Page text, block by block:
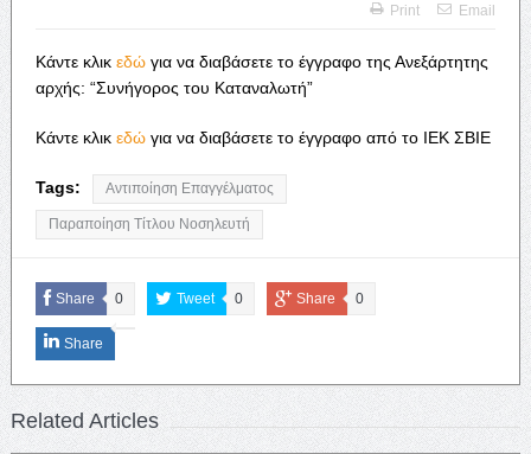
Print
Email
Κάντε κλικ εδώγια να διαβάσετε το έγγραφο της Ανεξάρτητης
αρχής: “Συνήγορος του Καταναλωτή”
Κάντε κλικ εδώγια να διαβάσετε το έγγραφο από το ΙΕΚ ΣΒΙΕ
Tags: Αντιποίηση Επαγγέλματος
Παραποίηση Τίτλου Νοσηλευτή
Share 0 Tweet 0 Share 0
Share
Related Articles